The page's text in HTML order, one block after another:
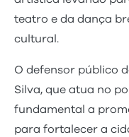
teatro e da dança
cultural.
O defensor público
Silva, que atua no
fundamental a
para fortalecer a